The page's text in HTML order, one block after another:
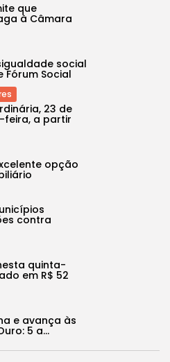
que
à Câmara
social
Social
23 de
feira, a partir
opção
contra
quinta-
em R$ 52
e avança às
5 a...